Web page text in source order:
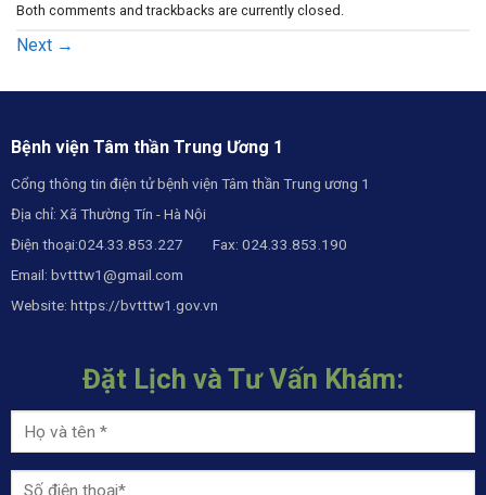
Both comments and trackbacks are currently closed.
Next →
Bệnh viện Tâm thần Trung Ương 1
Cổng thông tin điện tử bệnh viện Tâm thần Trung ương 1
Địa chỉ: Xã Thường Tín - Hà Nội
Điện thoại:024.33.853.227 Fax: 024.33.853.190
Email: bvtttw1@gmail.com
Website: https://bvtttw1.gov.vn
Đặt Lịch và Tư Vấn Khám: